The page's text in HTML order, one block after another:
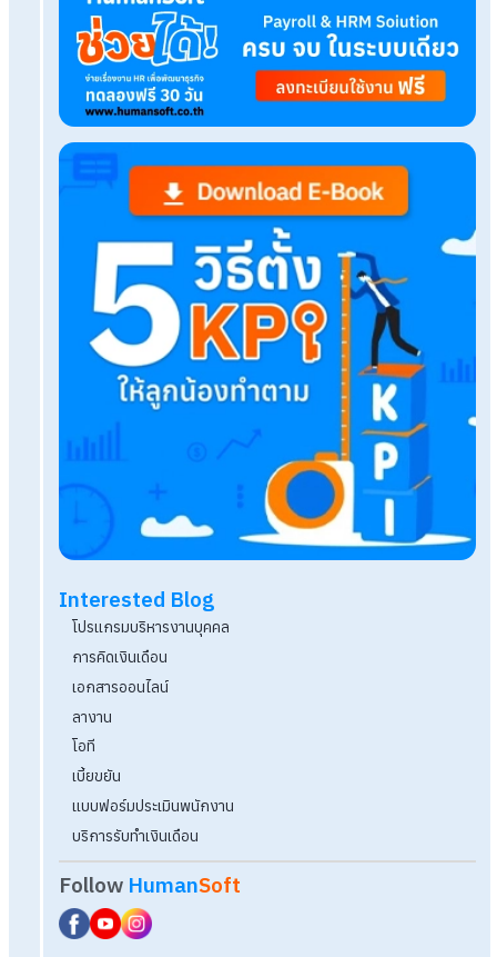
Tags:
planner
Related Blog
Eisenhower Matrix คืออะไร มีกี่กลุ่ม อะไรบ้าง?
อัปเดตกฎหมายแรงงานต่างด้าวล่าสุด มีอะไรบ้างที่
วิธีจัดตารางเวลาการทำงานให้พนักงานแบบไม่ต้อง